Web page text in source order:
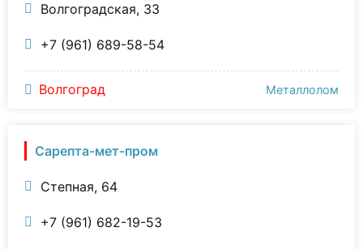
Волгоградская, 33
+7 (961) 689-58-54
Волгоград Металлолом
Сарепта-мет-пром
Степная, 64
+7 (961) 682-19-53